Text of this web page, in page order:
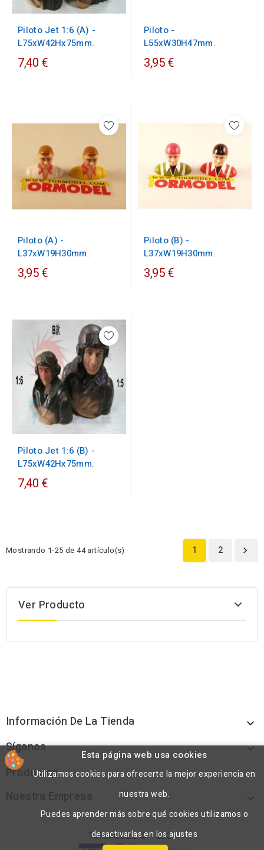
Piloto Jet 1:6 (A) -
L75xW42Hx75mm.
7,40 €
Piloto -
L55xW30H47mm.
3,95 €
Piloto (A) -
L37xW19H30mm.
3,95 €
Piloto (B) -
L37xW19H30mm.
3,95 €
Piloto Jet 1:6 (B) -
L75xW42Hx75mm.
7,40 €
Mostrando 1-25 de 44 artículo(s) 1 2 
Ver Producto 
Información De La Tienda 
Síganos 
Productos 
Nuestra Empresa 
Esta página web usa cookies
Utilizamos cookies para ofrecerte la mejor experiencia en
nuestra web.
Puedes aprender más sobre qué cookies utilizamos o
desactivarlas en los ajustes
TORMODEL © - 2026